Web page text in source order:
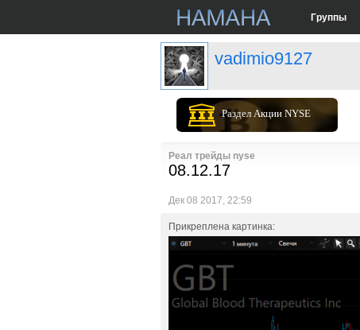
Группы
vadimio9127
Раздел Акции NYSE
Реал трейды nyse
08.12.17
Дек 08 2017, 22:59
Прикреплена картинка: